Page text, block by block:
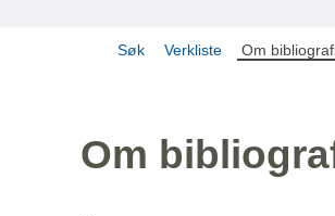
Søk Verkliste Om
Om